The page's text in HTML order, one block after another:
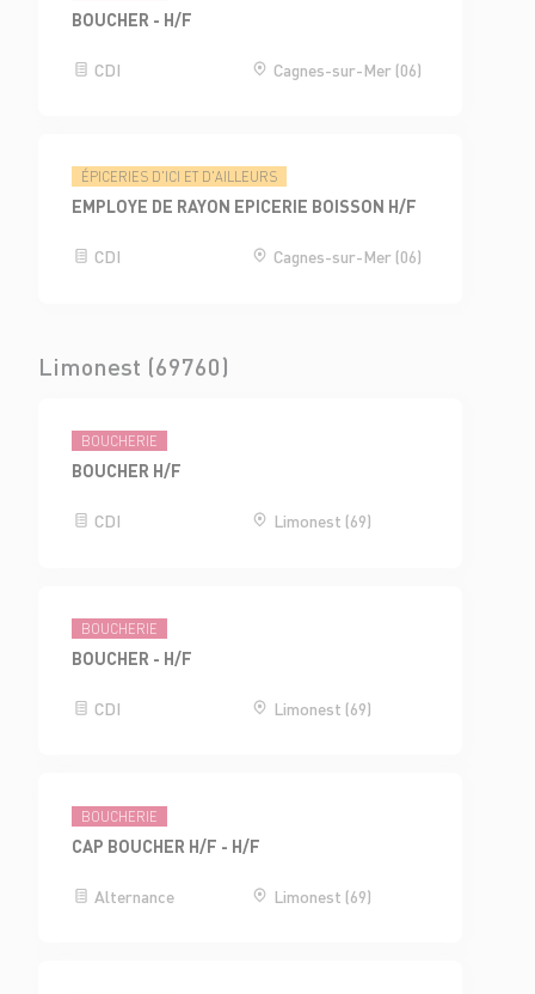
BOUCHER - H/F
CDI Cagnes-sur-Mer (06)
ÉPICERIES D'ICI ET D'AILLEURS
EMPLOYE DE RAYON EPICERIE BOISSON H/F
CDI Cagnes-sur-Mer (06)
Limonest (69760)
BOUCHERIE
BOUCHER H/F
CDI Limonest (69)
BOUCHERIE
BOUCHER - H/F
CDI Limonest (69)
BOUCHERIE
CAP BOUCHER H/F - H/F
Alternance Limonest (69)